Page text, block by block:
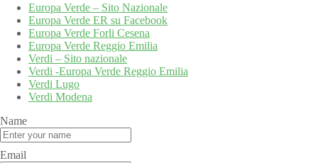
Europa Verde – Sito Nazionale
Europa Verde ER su Facebook
Europa Verde Forli Cesena
Europa Verde Reggio Emilia
Verdi – Sito nazionale
Verdi -Europa Verde Reggio Emilia
Verdi Lugo
Verdi Modena
Name
Email